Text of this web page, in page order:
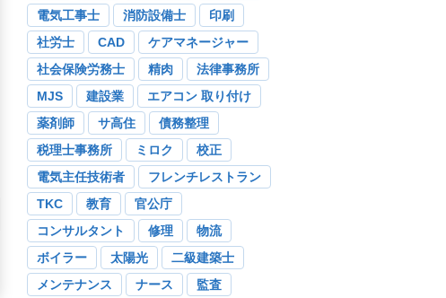
電気工事士
消防設備士
印刷
社労士
CAD
ケアマネージャー
社会保険労務士
精肉
法律事務所
MJS
建設業
エアコン 取り付け
薬剤師
サ高住
債務整理
税理士事務所
ミロク
校正
電気主任技術者
フレンチレストラン
TKC
教育
官公庁
コンサルタント
修理
物流
ボイラー
太陽光
二級建築士
メンテナンス
ナース
監査